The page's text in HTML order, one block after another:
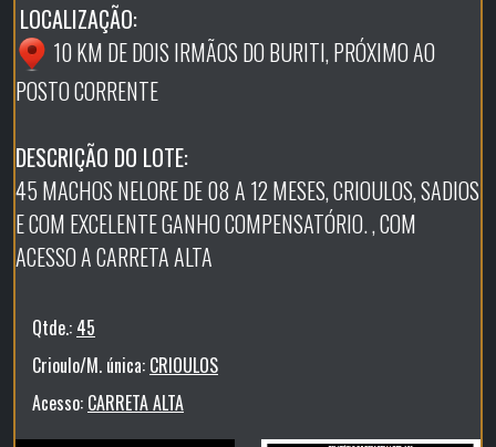
LOCALIZAÇÃO:
10 KM DE DOIS IRMÃOS DO BURITI, PRÓXIMO AO
POSTO CORRENTE
DESCRIÇÃO DO LOTE:
45 MACHOS NELORE DE 08 A 12 MESES, CRIOULOS, SADIOS
E COM EXCELENTE GANHO COMPENSATÓRIO. , COM
ACESSO A CARRETA ALTA
Qtde.: 45
Crioulo/M. única: CRIOULOS
Acesso: CARRETA ALTA